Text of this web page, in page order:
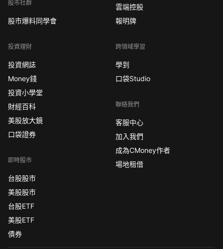
股市社群
股市爆料同學會
投資理財
投資網誌
Money錢
投資小學堂
財經百科
美股放大鏡
口袋證券
即時股市
台股股市
美股股市
台股ETF
美股ETF
債券
雲端控股
報明牌
跨領域學習
學到
口袋Studio
聯絡我們
客服中心
加入我們
成為CMoney作者
場地租借